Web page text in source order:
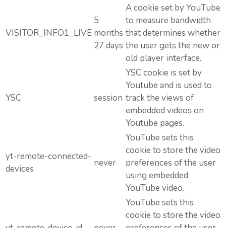
VISITOR_INFO1_LIVE
5
months
27 days
A cookie set by YouTube
to measure bandwidth
that determines whether
the user gets the new or
old player interface.
YSC session
YSC cookie is set by
Youtube and is used to
track the views of
embedded videos on
Youtube pages.
yt-remote-connected-
devices
never
YouTube sets this
cookie to store the video
preferences of the user
using embedded
YouTube video.
YouTube sets this
cookie to store the video